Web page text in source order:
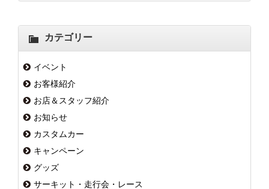
カテゴリー
イベント
お客様紹介
お店＆スタッフ紹介
お知らせ
カスタムカー
キャンペーン
グッズ
サーキット・走行会・レース